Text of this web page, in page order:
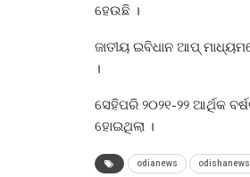
ହେଉଛି ।
ଜାତୀୟ ଇବିଧାନ ଆପ୍‍
।
ସେହିପରି ୨୦୨୧-୨୨ ଆର୍ଥିକ
ହୋଇଥିଲା ।
odianews odishanews